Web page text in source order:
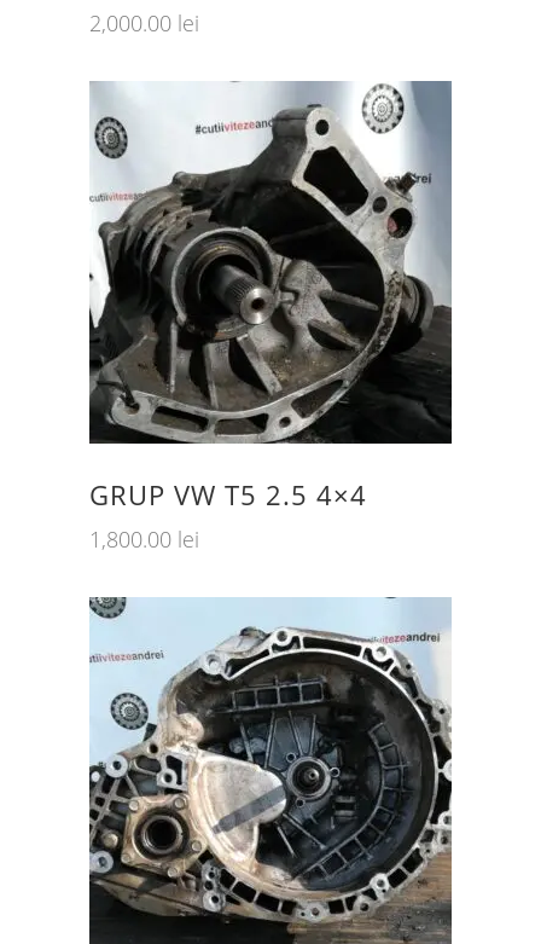
2,000.00 lei
GRUP VW T5 2.5 4×4
1,800.00 lei